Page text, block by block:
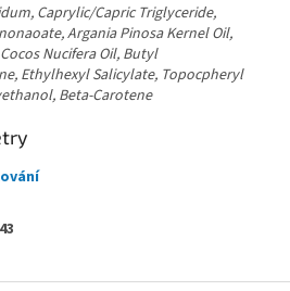
Caprylic/Capric Triglyceride,
Argania Pinosa Kernel Oil,
Nucifera Oil, Butyl
Ethylhexyl Salicylate, Topocpheryl
Beta-Carotene